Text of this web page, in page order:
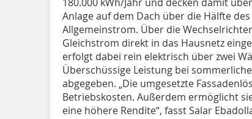
Anlage auf dem Dach über die Hälfte
Allgemeinstrom. Über die
Gleichstrom direkt in das Hausnetz
erfolgt dabei rein elektrisch über zwei
Überschüssige Leistung bei
abgegeben. „Die umgesetzte
Betriebskosten. Außerdem ermöglicht
eine höhere Rendite“, fasst Salar